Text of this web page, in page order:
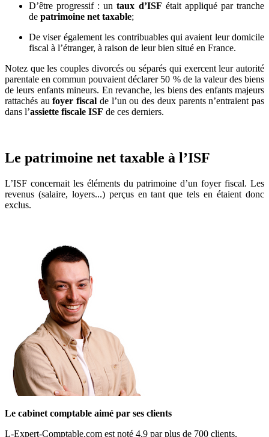
D’être progressif : untaux d’ISF était appliqué par tranche
de patrimoine net taxable;
De viser également les contribuables qui avaient leur domicile
fiscal à l’étranger, à raison de leur bien situé en France.
Notez que les couples divorcés ou séparés qui exercent leur autorité
parentale en commun pouvaient déclarer 50 % de la valeur des biens
de leurs enfants mineurs. En revanche, les biens des enfants majeurs
rattachés aufoyer fiscal de l’un ou des deux parents n’entraient pas
dans l’assiette fiscale ISF de ces derniers.
Le patrimoine net taxable à l’ISF
L’ISF concernait les éléments du patrimoine d’un foyer fiscal. Les
revenus (salaire, loyers...) perçus en tant que tels en étaient donc
exclus.
Le cabinet comptable aimé par ses clients
L-Expert-Comptable.com est noté 4,9 par plus de 700 clients,